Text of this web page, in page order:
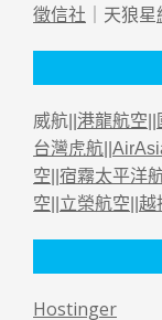
徵信社 ｜天狼星
威航|| 港龍航空
台灣虎航
空 宿霧太平洋
空 立榮航空 越
Hostinger